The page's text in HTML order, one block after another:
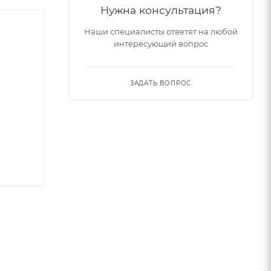
Нужна консультация?
Наши специалисты ответят на любой
интересующий вопрос
ЗАДАТЬ ВОПРОС